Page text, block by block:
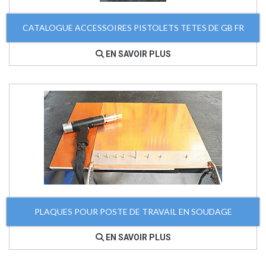
CATALOGUE ACCESSOIRES PISTOLETS TETES DE GB FR
EN SAVOIR PLUS
PLAQUES POUR POSTE DE TRAVAIL EN SOUDAGE
EN SAVOIR PLUS